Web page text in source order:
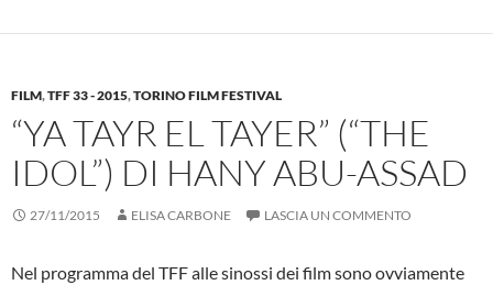
FILM,TFF 33 - 2015,TORINO FILM FESTIVAL
“YA TAYR EL TAYER” (“THE
IDOL”) DI HANY ABU-ASSAD
27/11/2015 ELISA CARBONE LASCIA UN COMMENTO
Nel programma del TFF alle sinossi dei film sono ovviamente